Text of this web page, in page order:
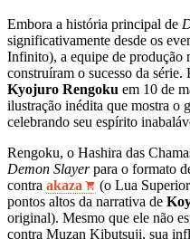
Embora a história principal de
significativamente desde os
Infinito), a equipe de produção
construíram o sucesso da
Kyojuro Rengoku em 10 de
ilustração inédita que mostra o
celebrando seu espírito
Rengoku, o Hashira das
Demon Slayerpara o formato
contra akaza
(o Lua
pontos altos da narrativa de
original). Mesmo que ele não
contra Muzan Kibutsuji, sua